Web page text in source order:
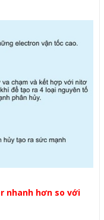
nhanh hơn so với